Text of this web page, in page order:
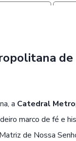
de
a Catedral
marco de fé e
de Nossa